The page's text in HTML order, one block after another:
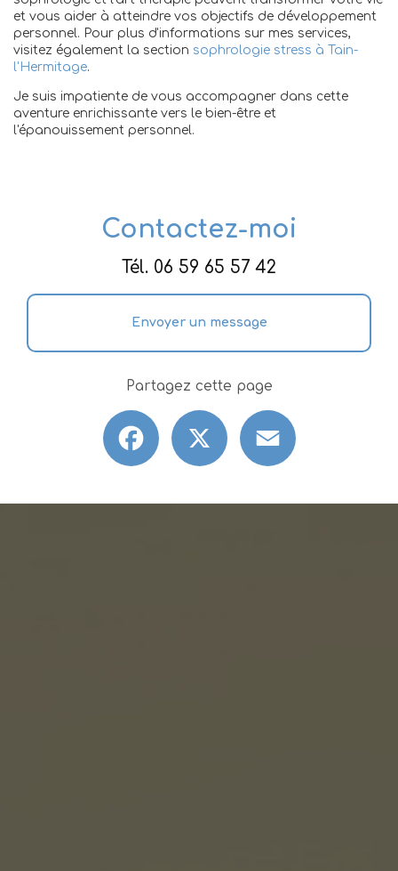
et vous aider à atteindre vos objectifs de développement
personnel. Pour plus d'informations sur mes services,
visitez également la section sophrologie stress à Tain-
l'Hermitage.
Je suis impatiente de vous accompagner dans cette
aventure enrichissante vers le bien-être et
l'épanouissement personnel.
Contactez-moi
Tél. 06 59 65 57 42
Envoyer un message
Partagez cette page
Facebook